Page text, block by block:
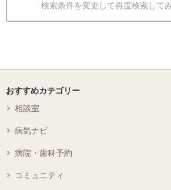
検索条件を変更して再度検索して
おすすめカテゴリー
相談室
病気ナビ
病院・歯科予約
コミュニティ